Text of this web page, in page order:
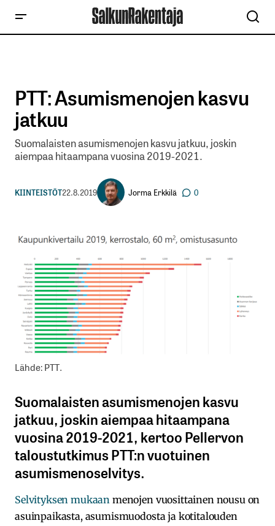
PTT: Asumismenojen kasvu
jatkuu
Suomalaisten asumismenojen kasvu jatkuu, joskin
aiempaa hitaampana vuosina 2019-2021.
KIINTEISTÖT22.8.2019 Jorma Erkkilä 0
Lähde: PTT.
Suomalaisten asumismenojen kasvu
jatkuu, joskin aiempaa hitaampana
vuosina 2019-2021, kertoo Pellervon
taloustutkimus PTT:n vuotuinen
asumismenoselvitys.
Selvityksen mukaan menojen vuosittainen nousu on
asuinpaikasta, asumismuodosta ja kotitalouden